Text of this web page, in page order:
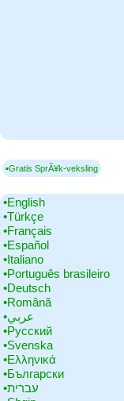
▪Gratis SprÃ¥k-veksling
•‎English
•‎Türkçe
•‎Français
•‎Español
•‎Italiano
•‎Português brasileiro
•‎Deutsch
•‎Română
•‎عربي
•‎Русский
•‎Svenska
•‎Ελληνικά
•‎Български
•‎עברית